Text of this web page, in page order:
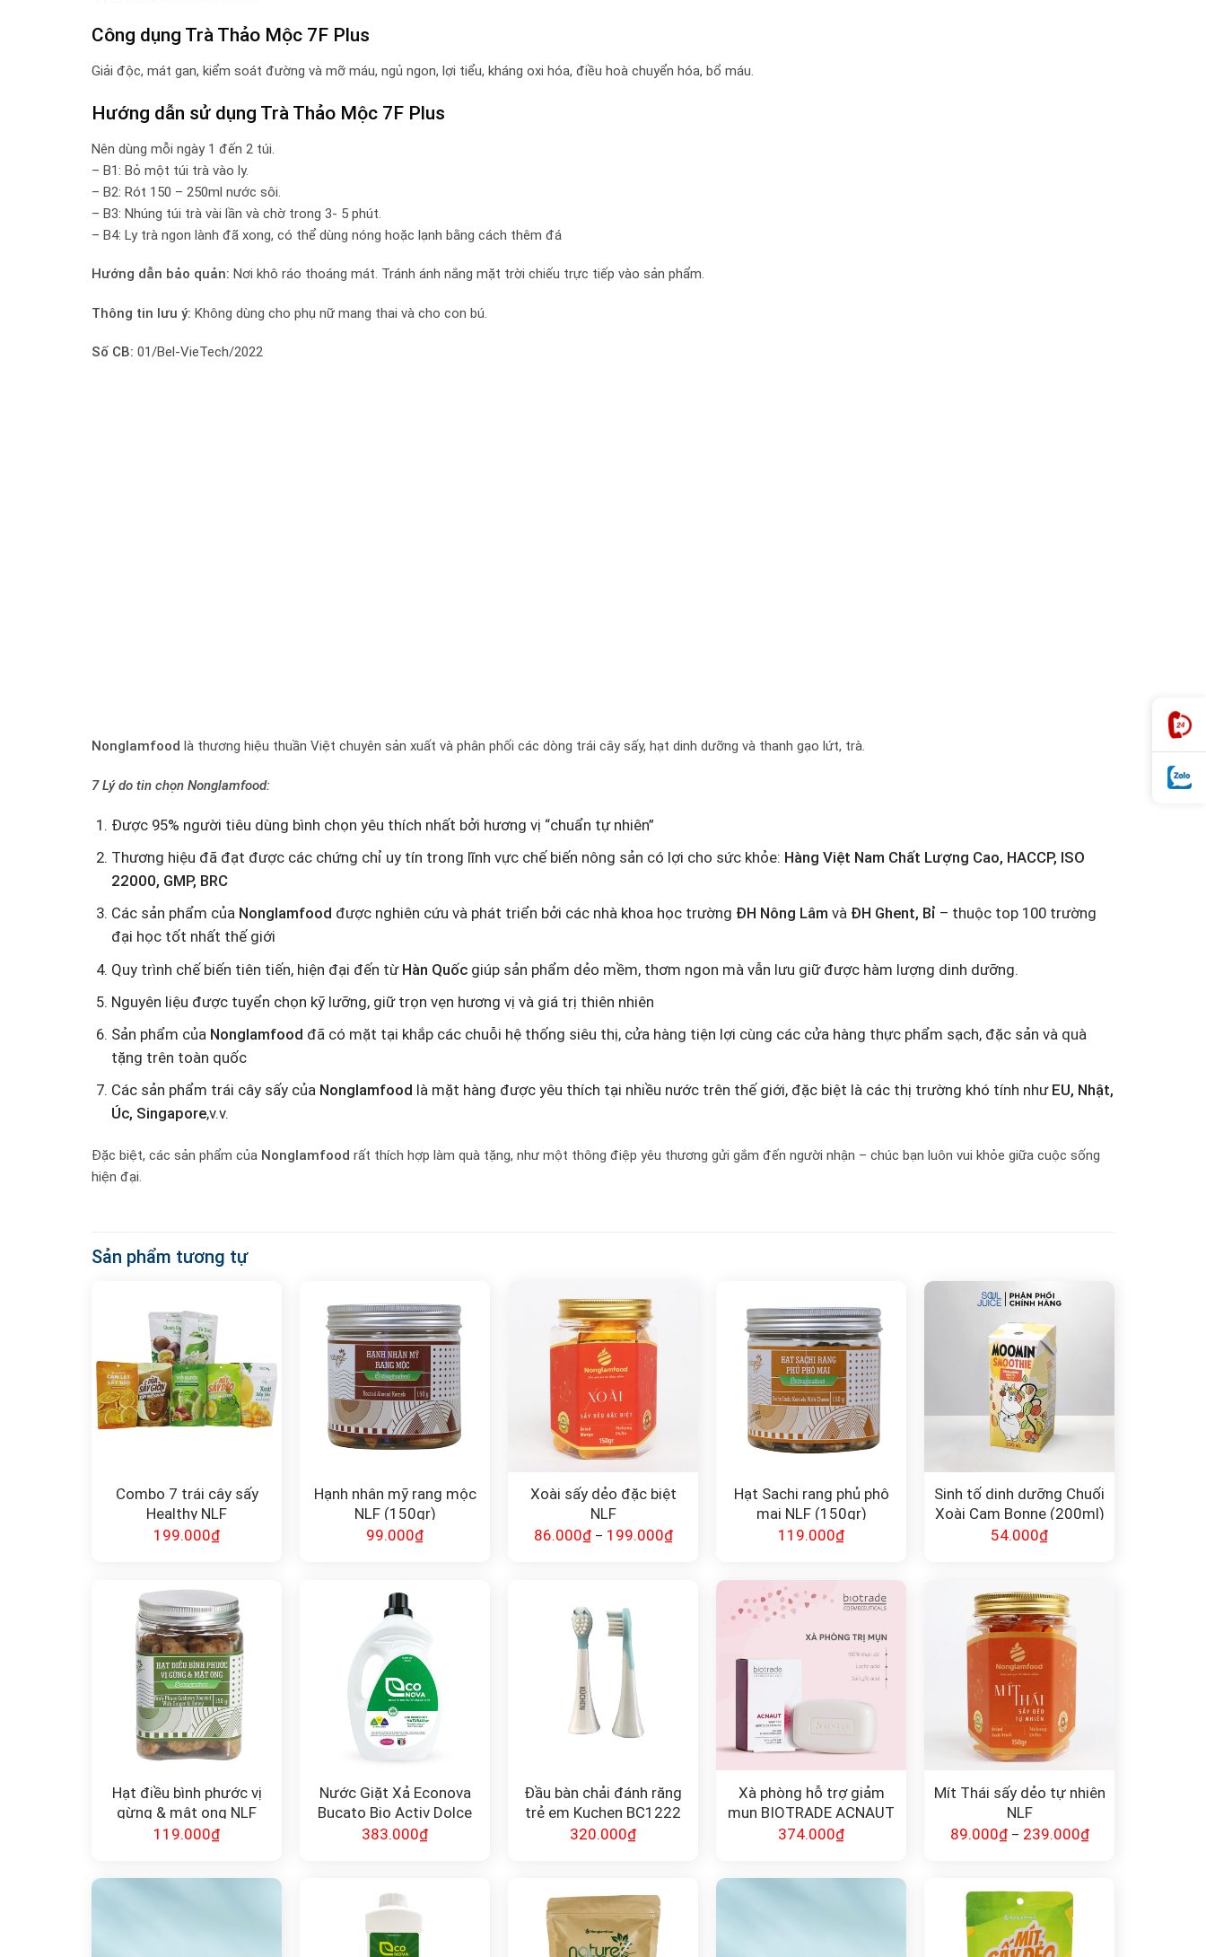
Công dụng Trà Thảo Mộc 7F Plus
Giải độc, mát gan, kiểm soát đường và mỡ máu, ngủ ngon, lợi tiểu, kháng oxi hóa, điều hoà chuyển hóa, bổ máu.
Hướng dẫn sử dụng Trà Thảo Mộc 7F Plus
Nên dùng mỗi ngày 1 đến 2 túi.
– B1: Bỏ một túi trà vào ly.
– B2: Rót 150 – 250ml nước sôi.
– B3: Nhúng túi trà vài lần và chờ trong 3- 5 phút.
– B4: Ly trà ngon lành đã xong, có thể dùng nóng hoặc lạnh bằng cách thêm đá
Hướng dẫn bảo quản: Nơi khô ráo thoáng mát. Tránh ánh nắng mặt trời chiếu trực tiếp vào sản phẩm.
Thông tin lưu ý: Không dùng cho phụ nữ mang thai và cho con bú.
Số CB: 01/Bel-VieTech/2022
Nonglamfood là thương hiệu thuần Việt chuyên sản xuất và phân phối các dòng trái cây sấy, hạt dinh dưỡng và thanh gạo lứt, trà.
7 Lý do tin chọn Nonglamfood:
Được 95% người tiêu dùng bình chọn yêu thích nhất bởi hương vị “chuẩn tự nhiên”
Thương hiệu đã đạt được các chứng chỉ uy tín trong lĩnh vực chế biến nông sản có lợi cho sức khỏe: Hàng Việt Nam Chất Lượng Cao, HACCP, ISO
22000, GMP, BRC
Các sản phẩm của Nonglamfood được nghiên cứu và phát triển bởi các nhà khoa học trường ĐH Nông Lâm và ĐH Ghent, Bỉ – thuộc top 100 trường
đại học tốt nhất thế giới
Quy trình chế biến tiên tiến, hiện đại đến từ Hàn Quốcgiúp sản phẩm dẻo mềm, thơm ngon mà vẫn lưu giữ được hàm lượng dinh dưỡng.
Nguyên liệu được tuyển chọn kỹ lưỡng, giữ trọn vẹn hương vị và giá trị thiên nhiên
Sản phẩm của Nonglamfood đã có mặt tại khắp các chuỗi hệ thống siêu thị, cửa hàng tiện lợi cùng các cửa hàng thực phẩm sạch, đặc sản và quà
tặng trên toàn quốc
Các sản phẩm trái cây sấy của Nonglamfood là mặt hàng được yêu thích tại nhiều nước trên thế giới, đặc biệt là các thị trường khó tính như EU, Nhật,
Úc, Singapore,v.v.
Đặc biệt, các sản phẩm của Nonglamfood rất thích hợp làm quà tặng, như một thông điệp yêu thương gửi gắm đến người nhận – chúc bạn luôn vui khỏe giữa cuộc sống
hiện đại.
Sản phẩm tương tự
Combo 7 trái cây sấy
Healthy NLF
199.000₫
Hạnh nhân mỹ rang mộc
NLF (150gr)
99.000₫
Xoài sấy dẻo đặc biệt
NLF
86.000₫– 199.000₫
Hạt Sachi rang phủ phô
mai NLF (150gr)
119.000₫
Sinh tố dinh dưỡng Chuối
Xoài Cam Bonne (200ml)
54.000₫
Hạt điều bình phước vị
gừng & mật ong NLF
150gr
119.000₫
Nước Giặt Xả Econova
Bucato Bio Activ Dolce
Vita
383.000₫
Đầu bàn chải đánh răng
trẻ em Kuchen BC1222
320.000₫
Xà phòng hỗ trợ giảm
mụn BIOTRADE ACNAUT
SOAP
374.000₫
Mít Thái sấy dẻo tự nhiên
NLF
89.000₫– 239.000₫